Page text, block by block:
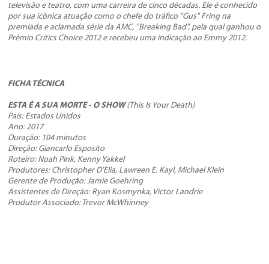
televisão e teatro, com uma carreira de cinco décadas. Ele é conhecido
por sua icônica atuação como o chefe do tráfico "Gus" Fring na
premiada e aclamada série da AMC, "Breaking Bad", pela qual ganhou o
Prêmio Critics Choice 2012 e recebeu uma indicação ao Emmy 2012.
FICHA TÉCNICA
ESTA É A SUA MORTE​ - O SHOW​(This Is Your Death)
País: Estados Unidos
Ano: 2017
Duração: 104 minutos
Direção: Giancarlo Esposito
Roteiro: Noah Pink, Kenny Yakkel
Produtores: Christopher D’Elia, Lawreen E. Kayl, Michael Klein
Gerente de Produção: Jamie Goehring
Assistentes de Direção: Ryan Kosmynka, Victor Landrie
Produtor Associado: Trevor McWhinney